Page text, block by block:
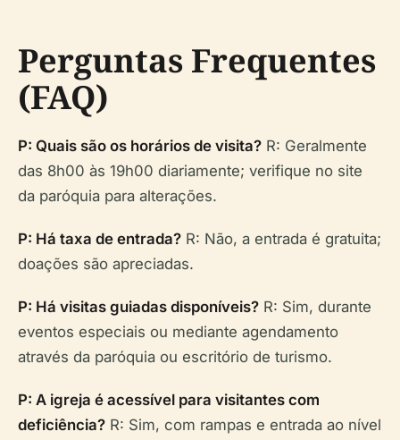
Perguntas Frequentes
(FAQ)
P: Quais são os horários de visita? R: Geralmente
das 8h00 às 19h00 diariamente; verifique no site
da paróquia para alterações.
P: Há taxa de entrada? R: Não, a entrada é gratuita;
doações são apreciadas.
P: Há visitas guiadas disponíveis? R: Sim, durante
eventos especiais ou mediante agendamento
através da paróquia ou escritório de turismo.
P: A igreja é acessível para visitantes com
deficiência? R: Sim, com rampas e entrada ao nível